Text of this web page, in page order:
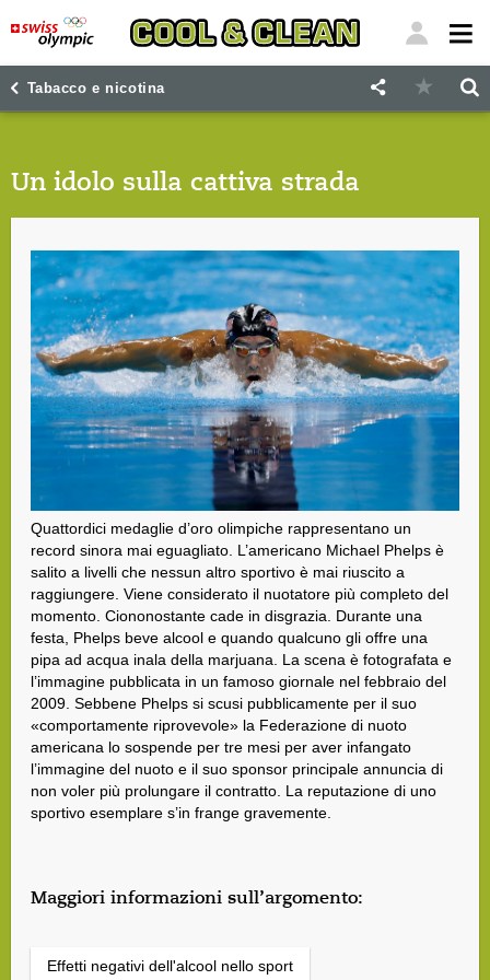
Tabacco e nicotina
Un idolo sulla cattiva strada
Quattordici medaglie d’oro olimpiche rappresentano un
record sinora mai eguagliato. L’americano Michael Phelps è
salito a livelli che nessun altro sportivo è mai riuscito a
raggiungere. Viene considerato il nuotatore più completo del
momento. Ciononostante cade in disgrazia. Durante una
festa, Phelps beve alcool e quando qualcuno gli offre una
pipa ad acqua inala della marjuana. La scena è fotografata e
l’immagine pubblicata in un famoso giornale nel febbraio del
2009. Sebbene Phelps si scusi pubblicamente per il suo
«comportamente riprovevole» la Federazione di nuoto
americana lo sospende per tre mesi per aver infangato
l’immagine del nuoto e il suo sponsor principale annuncia di
non voler più prolungare il contratto. La reputazione di uno
sportivo esemplare s’in frange gravemente.
Maggiori informazioni sull’argomento:
Effetti negativi dell'alcool nello sport